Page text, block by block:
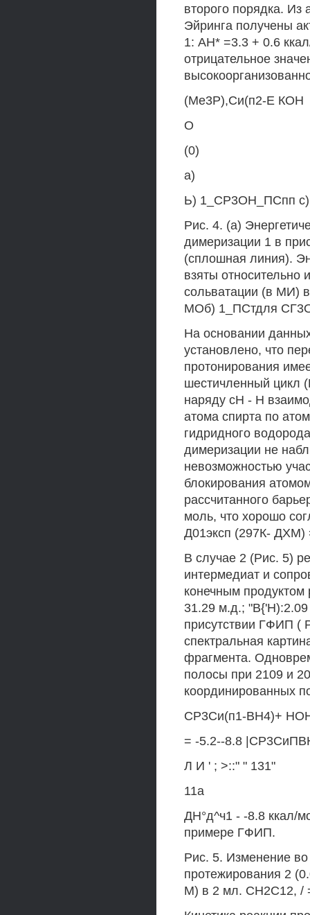
второго порядка. Из
Эйринга получены
1: АН* =3.3 + 0.6
отрицательное
(Ме3Р),Си(п2-Е КОН
О
(0)
а)
Ь) 1_СР3ОН_ПСпп
Рис. 4. (а)
димеризации 1 в
(сплошная линия).
взяты относительно
сольватации (в МИ)
МОб) 1_ПСтдля
На основании
установлено, что
протонирования
шестичленный
наряду сН - Н
атома спирта по
гидридного
димеризации не
невозможностью
блокирования
рассчитанного
моль, что хорошо
Д01эксп (297К- ДХМ)
В случае 2 (Рис. 5)
интермедиат и
конечным
31.29 м.д.;
присутствии ГФИП (
спектральная
фрагмента.
полосы при 2109 и
координированных
СР3Си(п1-ВН4)+
= -5.2--8.8
Л И ' ; >::" " 131"
11а
ДН°д^ч1 - -8.8 ккал/
примере ГФИП.
Рис. 5. Изменение
протежирования 2
М) в 2 мл. СН2С12, /